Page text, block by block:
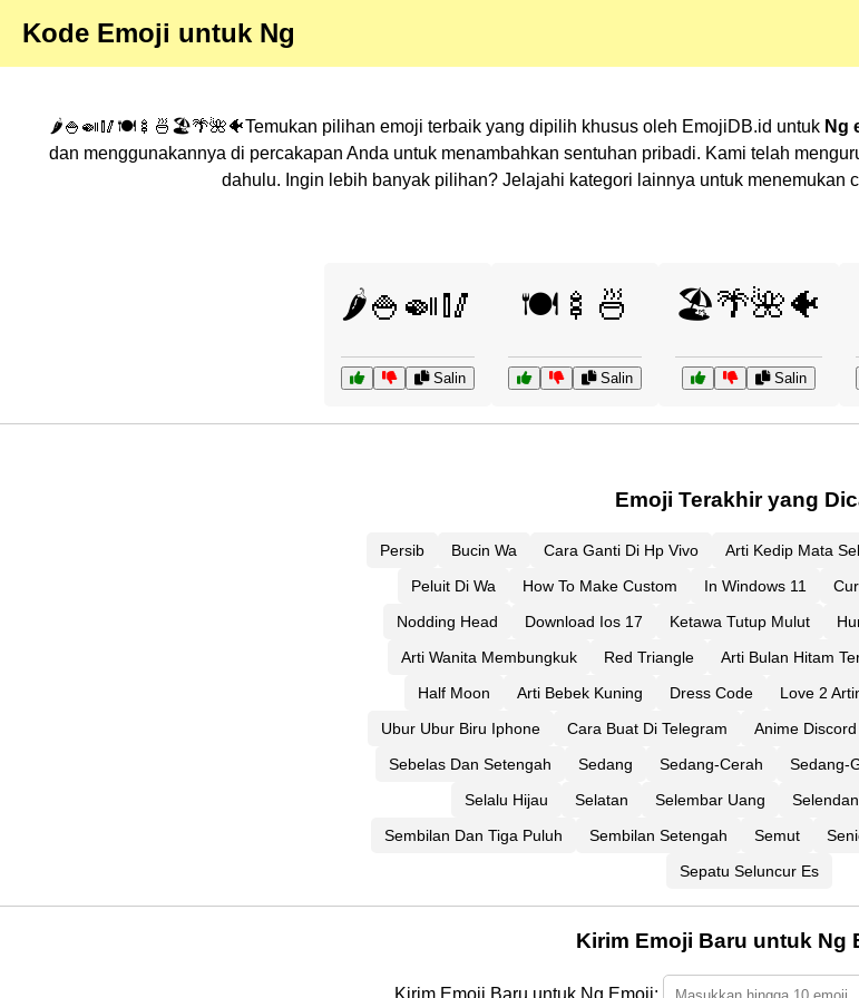
Kode Emoji untuk Ng
🌶️🍚🍛🥢🍽️🍢🍜🏖️🌴🌺🐠Temukan pilihan emoji terbaik yang dipilih khusus oleh EmojiDB.id untuk Ng
dan menggunakannya di percakapan Anda untuk menambahkan sentuhan pribadi. Kami telah
dahulu. Ingin lebih banyak pilihan? Jelajahi kategori lainnya untuk menemukan
🌶️🍚🍛🥢
Salin
🍽️🍢🍜
Salin
🏖️🌴🌺🐠
Salin
Emoji Terakhir yang
Persib Bucin Wa Cara Ganti Di Hp Vivo Arti Kedip Mata
Peluit Di Wa
How To Make Custom In Windows 11
Nodding Head
Download Ios 17 Ketawa Tutup Mulut
Arti Wanita Membungkuk
Red Triangle Arti Bulan Hitam
Half Moon
Arti Bebek Kuning Dress Code Love 2
Ubur Ubur Biru Iphone
Cara Buat Di Telegram Anime Discord
Sebelas Dan Setengah
Sedang Sedang-Cerah Sedang-
Selalu Hijau
Selatan Selembar Uang
Sembilan Dan Tiga Puluh
Sembilan Setengah Semut
Sepatu Seluncur Es
Kirim Emoji Baru untuk Ng